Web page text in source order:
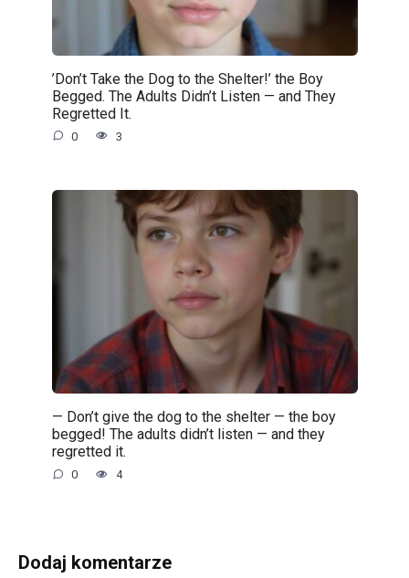
’Don’t Take the Dog to the Shelter!’ the Boy
Begged. The Adults Didn’t Listen — and They
Regretted It.
0 3
— Don’t give the dog to the shelter — the boy
begged! The adults didn’t listen — and they
regretted it.
0 4
Dodaj komentarze